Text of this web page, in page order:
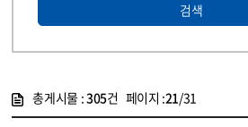
검색
총게시물 :305건 페이지 :21/31